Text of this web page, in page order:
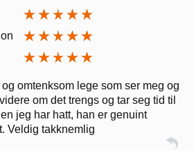
omtenksom lege som ser meg og
om det trengs og tar seg tid til
jeg har hatt, han er genuint
Veldig takknemlig